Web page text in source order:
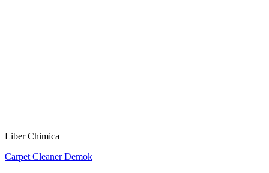
Liber Chimica
Carpet Cleaner Demok